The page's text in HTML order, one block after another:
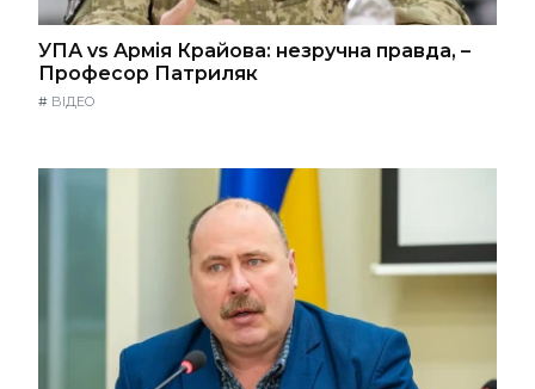
УПА vs Армія Крайова: незручна правда, –
Професор Патриляк
# ВІДЕО